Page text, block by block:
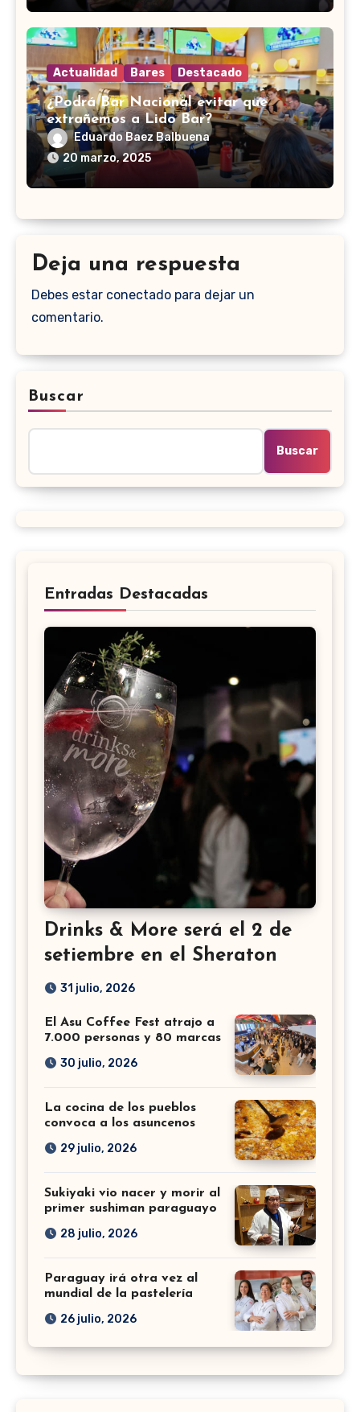
Actualidad Bares Destacado
¿Podrá Bar Nacional evitar que
extrañemos a Lido Bar?
Eduardo Baez Balbuena
20 marzo, 2025
Deja una respuesta
Debes estar conectado para dejar un
comentario.
Buscar
Buscar
Entradas Destacadas
Drinks & More será el 2 de
setiembre en el Sheraton
31 julio, 2026
El Asu Coffee Fest atrajo a
7.000 personas y 80 marcas
30 julio, 2026
La cocina de los pueblos
convoca a los asuncenos
29 julio, 2026
Sukiyaki vio nacer y morir al
primer sushiman paraguayo
28 julio, 2026
Paraguay irá otra vez al
mundial de la pastelería
26 julio, 2026